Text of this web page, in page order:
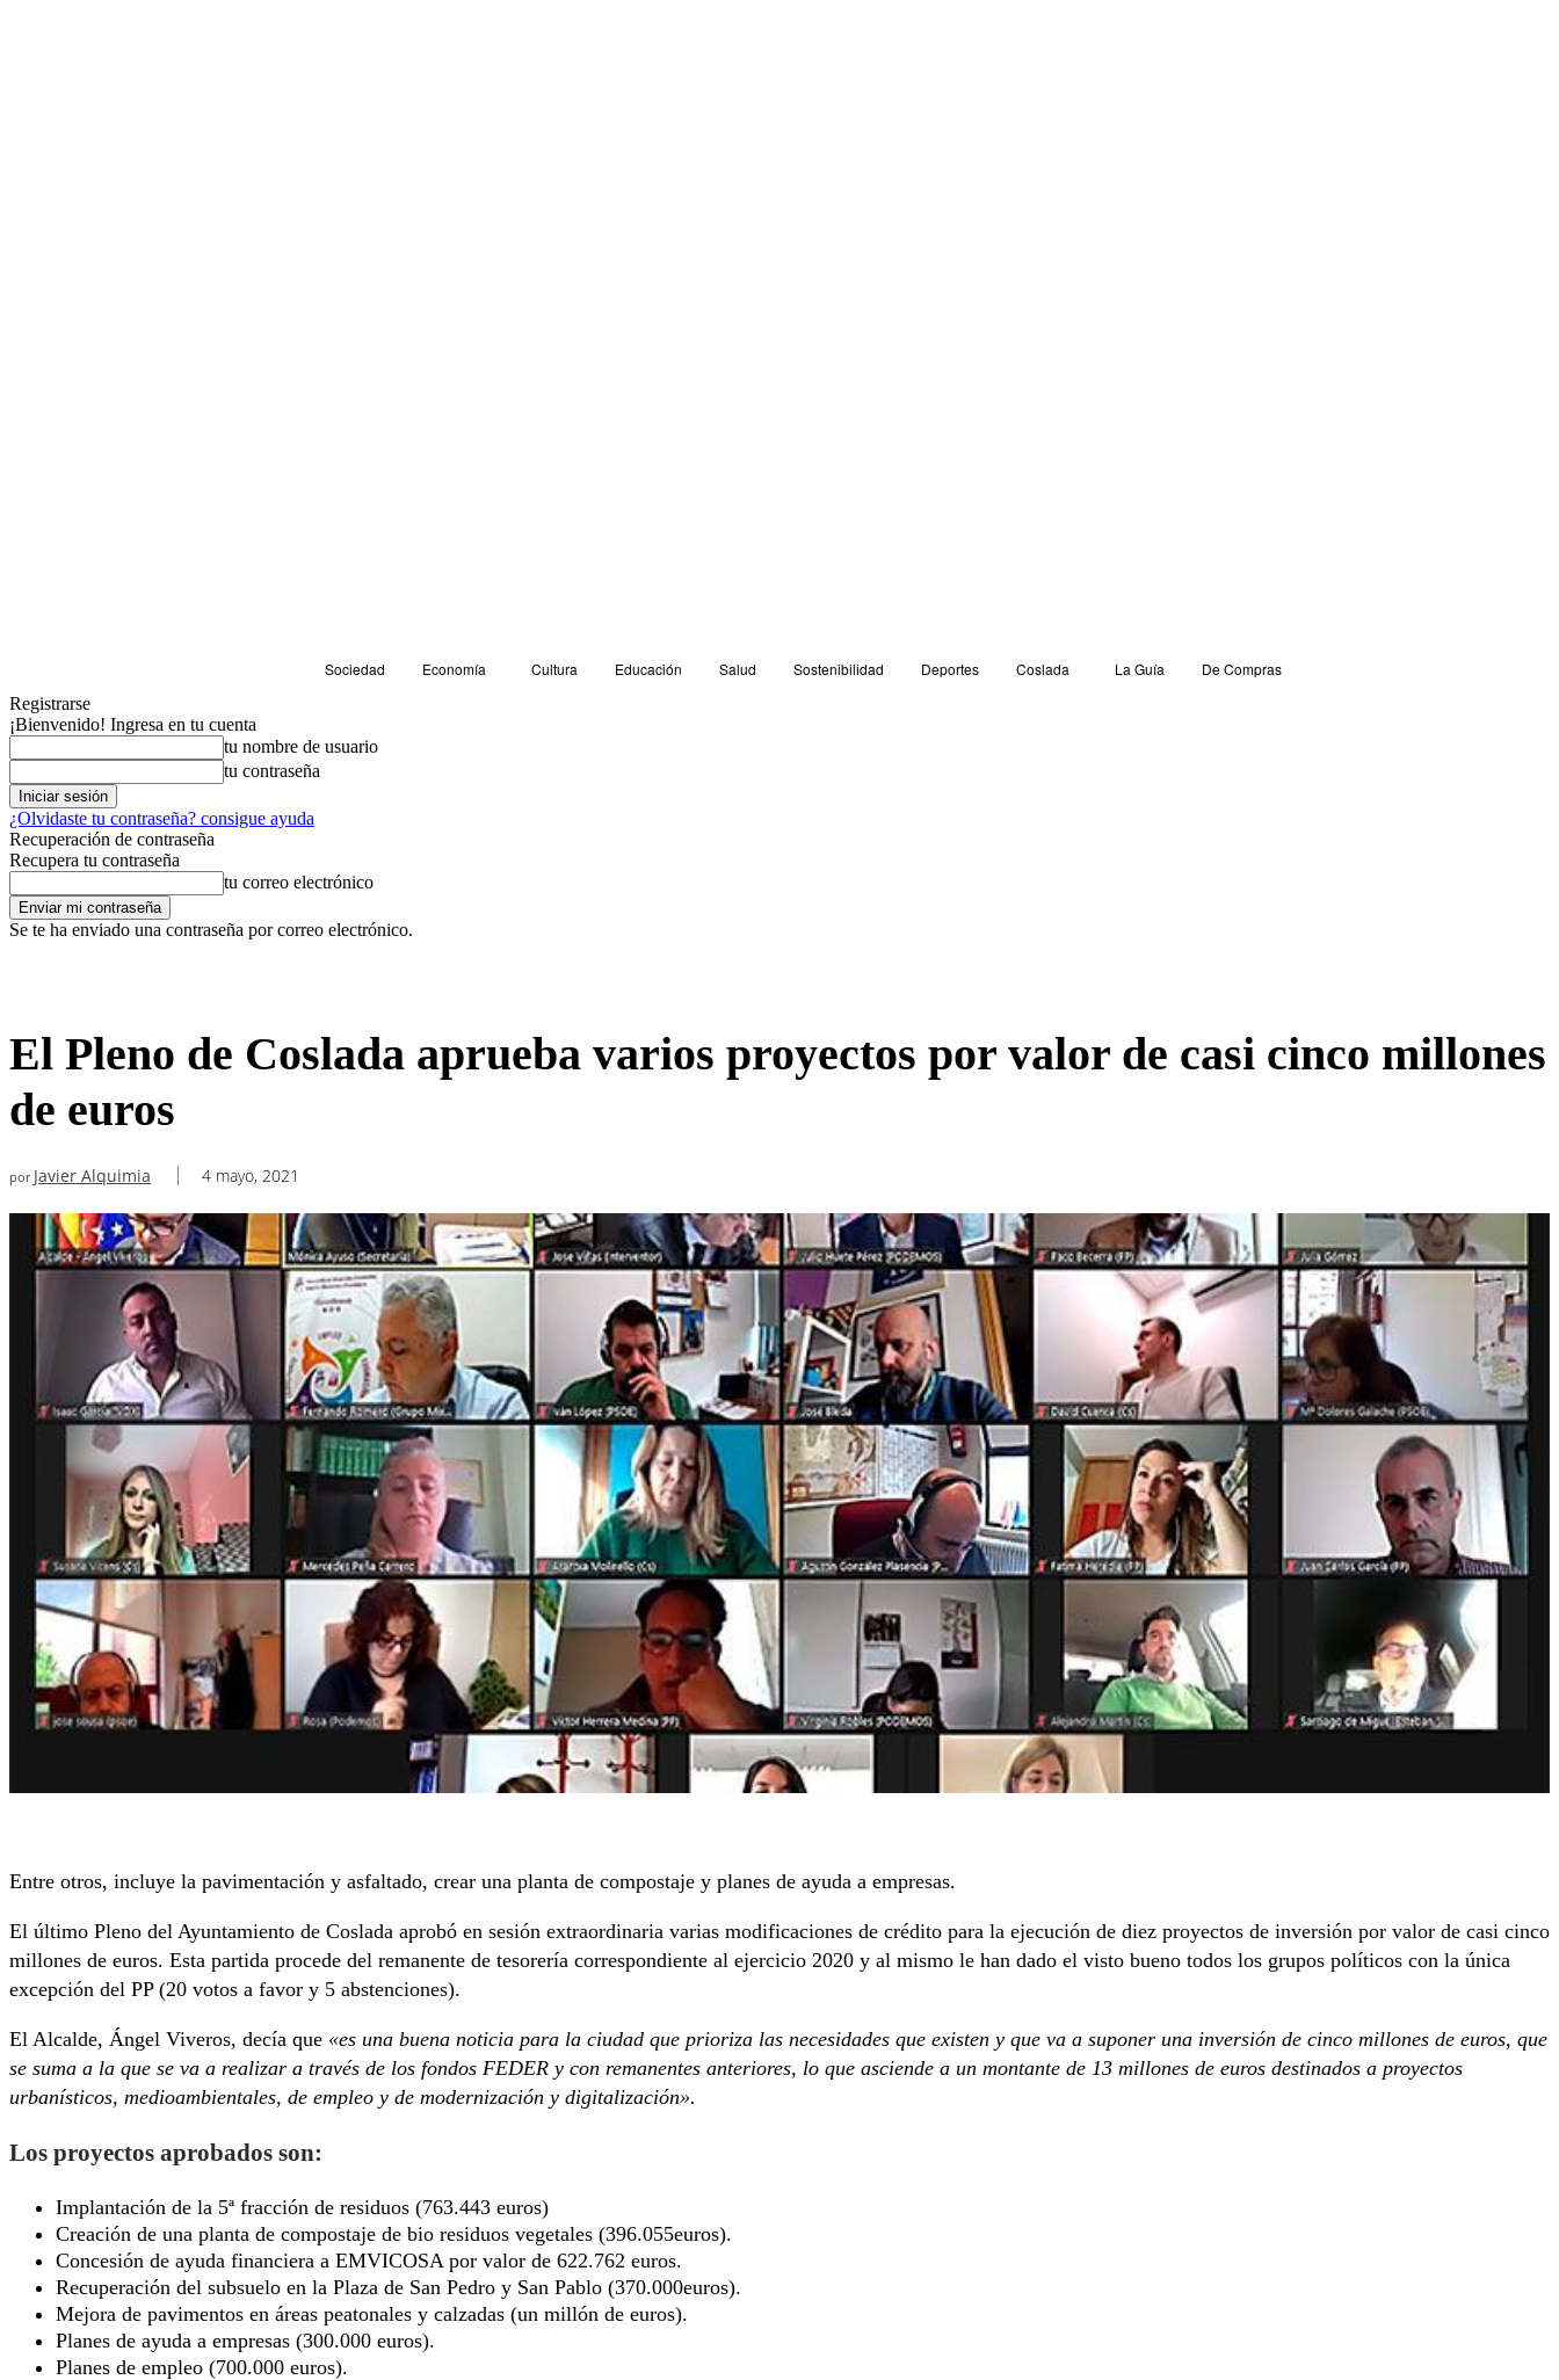
Sociedad Economía Cultura Educación Salud Sostenibilidad Deportes Coslada La Guía
De Compras
Registrarse
¡Bienvenido! Ingresa en tu cuenta
tu nombre de usuario
tu contraseña
¿Olvidaste tu contraseña? consigue ayuda
Recuperación de contraseña
Recupera tu contraseña
tu correo electrónico
Se te ha enviado una contraseña por correo electrónico.
El Pleno de Coslada aprueba varios proyectos por valor de casi cinco millones
de euros
por Javier Alquimia 4 mayo, 2021
Entre otros, incluye la pavimentación y asfaltado, crear una planta de compostaje y planes de ayuda a empresas.
El último Pleno del Ayuntamiento de Coslada aprobó en sesión extraordinaria varias modificaciones de crédito para la ejecución de diez proyectos de inversión por valor de casi cinco
millones de euros. Esta partida procede del remanente de tesorería correspondiente al ejercicio 2020 y al mismo le han dado el visto bueno todos los grupos políticos con la única
excepción del PP (20 votos a favor y 5 abstenciones).
El Alcalde, Ángel Viveros, decía que «es una buena noticia para la ciudad que prioriza las necesidades que existen y que va a suponer una inversión de cinco millones de euros, que
se suma a la que se va a realizar a través de los fondos FEDER y con remanentes anteriores, lo que asciende a un montante de 13 millones de euros destinados a proyectos
urbanísticos, medioambientales, de empleo y de modernización y digitalización».
Los proyectos aprobados son:
Implantación de la 5ª fracción de residuos (763.443 euros)
Creación de una planta de compostaje de bio residuos vegetales (396.055euros).
Concesión de ayuda financiera a EMVICOSA por valor de 622.762 euros.
Recuperación del subsuelo en la Plaza de San Pedro y San Pablo (370.000euros).
Mejora de pavimentos en áreas peatonales y calzadas (un millón de euros).
Planes de ayuda a empresas (300.000 euros).
Planes de empleo (700.000 euros).